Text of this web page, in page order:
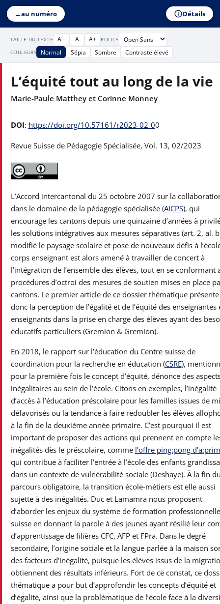
←au numéro Détails
TAILLE DU TEXTE A− A A+
POLICE
COULEURS
Normal Sépia Sombre Contraste élevé
L’équité tout au long de la vie
Marie-Paule Matthey et Corinne Monney
DOI: https://doi.org/10.57161/r2023-02-00
Revue Suisse de Pédagogie Spécialisée, Vol. 13, 02/2023
L’Accord intercantonal du 25 octobre 2007 sur la
dans le domaine de la pédagogie spécialisée (AICPS), qui
encourage les cantons depuis une quinzaine d’années à
les solutions intégratives aux mesures séparatives (art. 2, al.
modifié le paysage scolaire et pose de nouveaux défis à
corps enseignant est alors amené à travailler de concert à
l’intégration de l’ensemble des élèves, tout en se conformant
procédures d’octroi des mesures de soutien mises en place
cantons. Le premier article de ce dossier thématique présente
donc la perception de l’égalité et de l’équité des enseignantes
enseignants dans la prise en charge des élèves ayant des
éducatifs particuliers (Gremion & Gremion).
En 2018, le rapport sur l’éducation du Centre suisse de
coordination pour la recherche en éducation (CSRE),
pour la première fois le concept d’équité, dénonce des
inégalitaires au sein de l’école. Citons en exemples, l’inégalité
d’accès à l’éducation préscolaire pour les familles issues de
défavorisés ou la tendance à faire redoubler les élèves
à la fin de la deuxième année primaire. C’est pourquoi il est
important de proposer des actions qui prennent en compte
inégalités dès le préscolaire, comme l’offre ping:pong
qui contribue à faciliter l’entrée à l’école des enfants
dans un contexte de vulnérabilité sociale (Deshaye). À la fin
parcours obligatoire, la transition école-métiers est elle aussi
sujette à des inégalités. Duc et Lamamra nous proposent
d’aborder les enjeux du système de formation professionnelle
suisse en donnant la parole à des jeunes ayant résilié leur
d’apprentissage de filières CFC, AFP et FPra. Dans le degré
secondaire, l’origine sociale et la langue parlée à la maison
des facteurs d’inégalité, puisque les élèves issus de la
obtiennent des résultats inférieurs. Fort de ce constat, ce
thématique a pour but d’approfondir les concepts d’équité et
d’égalité, ainsi que la problématique de l’école face à la